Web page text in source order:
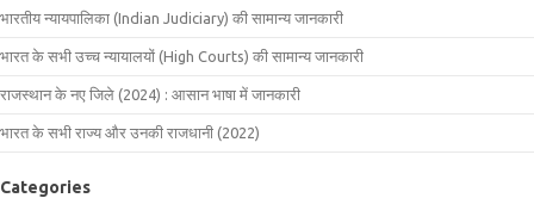
भारतीय न्यायपालिका (Indian Judiciary) की सामान्य जानकारी
भारत के सभी उच्च न्यायालयों (High Courts) की सामान्य जानकारी
राजस्थान के नए जिले (2024) : आसान भाषा में जानकारी
भारत के सभी राज्य और उनकी राजधानी (2022)
Categories